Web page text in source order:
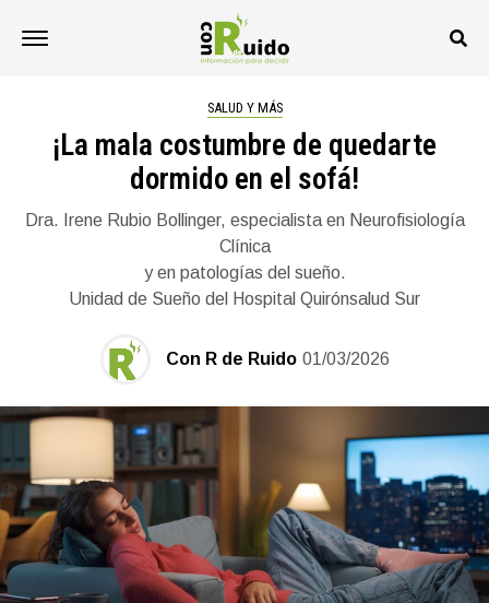
SALUD Y MÁS
¡La mala costumbre de quedarte
dormido en el sofá!
Dra. Irene Rubio Bollinger, especialista en Neurofisiología
Clínica
y en patologías del sueño.
Unidad de Sueño del Hospital Quirónsalud Sur
Con R de Ruido 01/03/2026